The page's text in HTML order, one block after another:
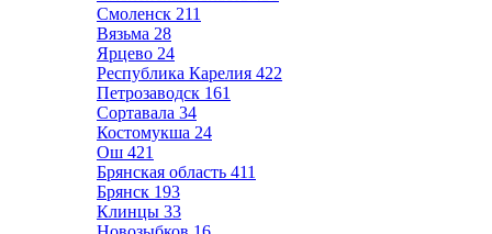
Смоленск 211
Вязьма 28
Ярцево 24
Республика Карелия 422
Петрозаводск 161
Сортавала 34
Костомукша 24
Ош 421
Брянская область 411
Брянск 193
Клинцы 33